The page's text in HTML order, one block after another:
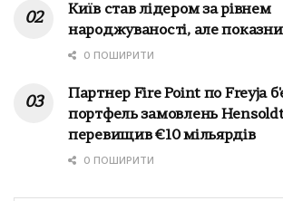
Київ став лідером за рівнем
народжуваності, але
0 ПОШИРИТИ
Партнер Fire Point по Freyja
портфель замовлень
перевищив €10 мільярдів
0 ПОШИРИТИ